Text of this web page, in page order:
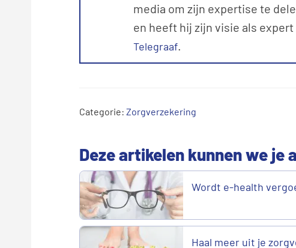
media om zijn expertise te
en heeft hij zijn visie als expert
Telegraaf
Categorie: Zorgverzekering
Deze artikelen kunnen we je
Wordt e-health
Haal meer uit je